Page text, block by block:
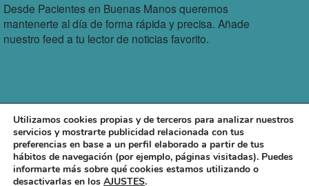
Desde Pacientes en Buenas Manos queremos
mantenerte al día de forma rápida y precisa. Añade
nuestro feed a tu lector de noticias favorito.
Utilizamos cookies propias y de terceros para analizar nuestros
servicios y mostrarte publicidad relacionada con tus
preferencias en base a un perfil elaborado a partir de tus
hábitos de navegación (por ejemplo, páginas visitadas). Puedes
informarte más sobre qué cookies estamos utilizando o
desactivarlas en los AJUSTES.